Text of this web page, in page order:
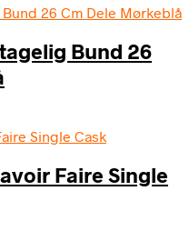
Bund 26
Faire Single